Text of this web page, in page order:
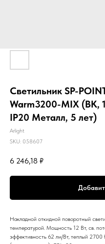
Светильник SP-
Warm3200-MIX (BK,
IP20 Металл, 5 лет)
Arlight
SKU: 058607
6 246,18 ₽
Накладной откидной поворотный
температурой. Мощность 12 Вт, св.
эффективность 62 лм/Вт, теплый